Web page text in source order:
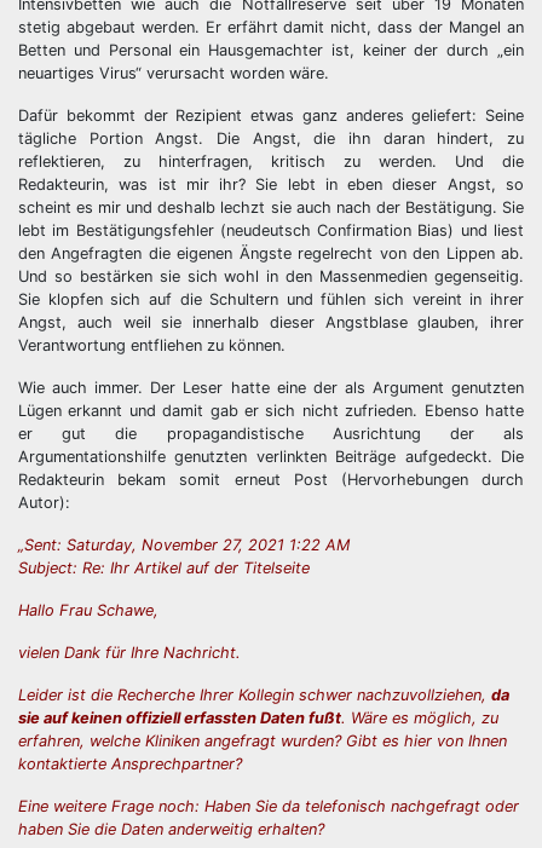
Intensivbetten wie auch die Notfallreserve seit über 19 Monaten
stetig abgebaut werden. Er erfährt damit nicht, dass der Mangel an
Betten und Personal ein Hausgemachter ist, keiner der durch „ein
neuartiges Virus“ verursacht worden wäre.
Dafür bekommt der Rezipient etwas ganz anderes geliefert: Seine
tägliche Portion Angst. Die Angst, die ihn daran hindert, zu
reflektieren, zu hinterfragen, kritisch zu werden. Und die
Redakteurin, was ist mir ihr? Sie lebt in eben dieser Angst, so
scheint es mir und deshalb lechzt sie auch nach der Bestätigung. Sie
lebt im Bestätigungsfehler (neudeutsch Confirmation Bias) und liest
den Angefragten die eigenen Ängste regelrecht von den Lippen ab.
Und so bestärken sie sich wohl in den Massenmedien gegenseitig.
Sie klopfen sich auf die Schultern und fühlen sich vereint in ihrer
Angst, auch weil sie innerhalb dieser Angstblase glauben, ihrer
Verantwortung entfliehen zu können.
Wie auch immer. Der Leser hatte eine der als Argument genutzten
Lügen erkannt und damit gab er sich nicht zufrieden. Ebenso hatte
er gut die propagandistische Ausrichtung der als
Argumentationshilfe genutzten verlinkten Beiträge aufgedeckt. Die
Redakteurin bekam somit erneut Post (Hervorhebungen durch
Autor):
„Sent: Saturday, November 27, 2021 1:22 AM
Subject: Re: Ihr Artikel auf der Titelseite
Hallo Frau Schawe,
vielen Dank für Ihre Nachricht.
Leider ist die Recherche Ihrer Kollegin schwer nachzuvollziehen, da
sie auf keinen offiziell erfassten Daten fußt. Wäre es möglich, zu
erfahren, welche Kliniken angefragt wurden? Gibt es hier von Ihnen
kontaktierte Ansprechpartner?
Eine weitere Frage noch: Haben Sie da telefonisch nachgefragt oder
haben Sie die Daten anderweitig erhalten?